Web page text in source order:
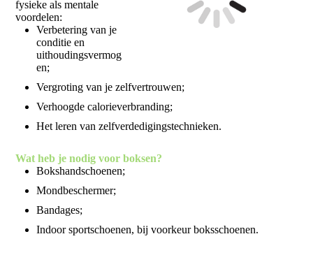
fysieke als mentale
voordelen:
Verbetering van je
conditie en
uithoudingsvermog
en;
Vergroting van je zelfvertrouwen;
Verhoogde calorieverbranding;
Het leren van zelfverdedigingstechnieken.
Wat heb je nodig voor boksen?
Bokshandschoenen;
Mondbeschermer;
Bandages;
Indoor sportschoenen, bij voorkeur boksschoenen.